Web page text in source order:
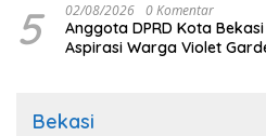
5 02/08/2026 0 Komentar
Anggota DPRD Kota
Aspirasi Warga Violet
Bekasi